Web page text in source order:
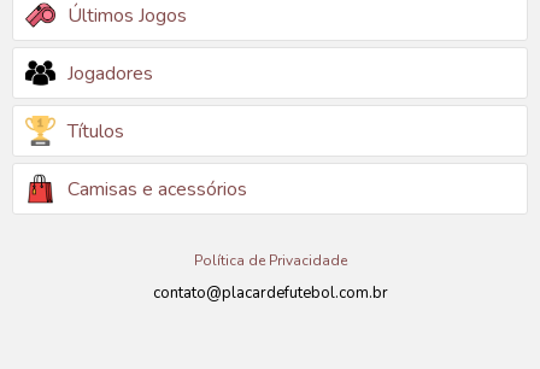
Últimos Jogos
Jogadores
Títulos
Camisas e acessórios
Política de Privacidade
contato@placardefutebol.com.br